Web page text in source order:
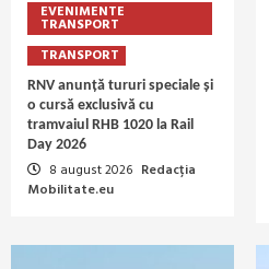
EVENIMENTE
TRANSPORT
TRANSPORT
RNV anunță tururi speciale și
o cursă exclusivă cu
tramvaiul RHB 1020 la Rail
Day 2026
8 august 2026 Redacția
Mobilitate.eu